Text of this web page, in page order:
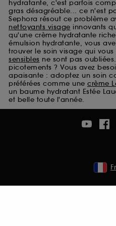
hydratante, c'est parfois
gras désagréable... ce n'est
Sephora résout ce problème
nettoyants visage innovants
qu'une crème hydratante
émulsion hydratante, vous
trouver le soin visage qui vous
sensibles ne sont pas
picotements ? Vous avez
apaisante : adoptez un soin
préférées comme une crème
un baume hydratant Estée
et belle toute l'année.
Cookies de
ils nous permettent de
fraudes aux moyens de
usurpations d’identité.
Cookies fonctionnels :il
permettant l’affichage
certaines fonctionnalités
cookies
vous faire bénéficier de
prolongée vous
sans saisir à nouveau
A l'exception des cookies
pouvez personnaliser vos